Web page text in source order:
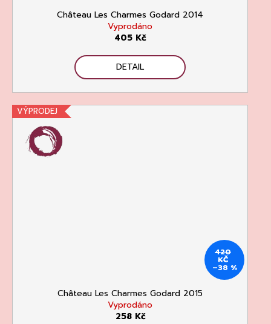
Château Les Charmes Godard 2014
Vyprodáno
405 Kč
DETAIL
VÝPRODEJ
420
KČ
–38 %
Château Les Charmes Godard 2015
Vyprodáno
258 Kč